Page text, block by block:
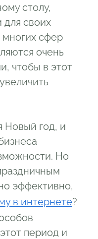
столу,
для своих
многих сфер
очень
чтобы в этот
Новый год, и
Но
эффективно,
в интернете?
период и